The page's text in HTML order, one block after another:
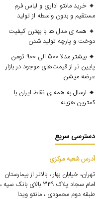
🔸 خرید مانتو اداری و لباس فرم
مستقیم و بدون واسطه از تولید
🔸 همه ی مدل ها با بهترن کیفیت
دوخت و پارچه تولید شدن
🔸 بیشتر مدلا 500 الی 900 تومن
پایین تر از قیمت‌های موجود در بازار
عرضه میشن
🔸 ارسال به همه ی نقاط ایران با
کمترین هزینه
دسترسی سریع
آدرس شعبه مرکزی
تهران، خیابان بهار ، بالاتر از بیمارستان
امام سجاد پلاک ۳۴۹ بالای بانک سپه ،
طبقه دوم محمودی ، مانتو ویدا